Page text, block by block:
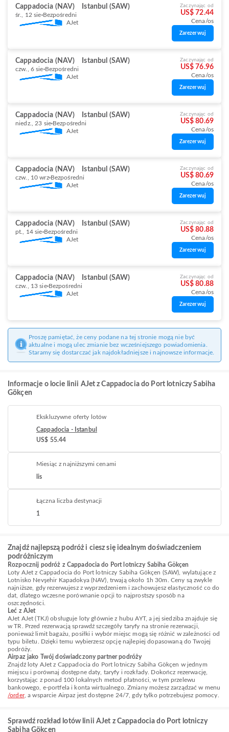
Cappadocia (NAV) Istanbul (SAW)
śr., 12 sie Bezpośredni
AJet
Zaczynając od
US$ 72.44
Cena/os
Zarezerwuj
Cappadocia (NAV) Istanbul (SAW)
czw., 6 sie Bezpośredni
AJet
Zaczynając od
US$ 76.96
Cena/os
Zarezerwuj
Cappadocia (NAV) Istanbul (SAW)
niedz., 23 sie Bezpośredni
AJet
Zaczynając od
US$ 80.69
Cena/os
Zarezerwuj
Cappadocia (NAV) Istanbul (SAW)
czw., 10 wrz Bezpośredni
AJet
Zaczynając od
US$ 80.69
Cena/os
Zarezerwuj
Cappadocia (NAV) Istanbul (SAW)
pt., 14 sie Bezpośredni
AJet
Zaczynając od
US$ 80.88
Cena/os
Zarezerwuj
Cappadocia (NAV) Istanbul (SAW)
czw., 13 sie Bezpośredni
AJet
Zaczynając od
US$ 80.88
Cena/os
Zarezerwuj
Proszę pamiętać, że ceny podane na tej stronie mogą nie być
aktualne i mogą ulec zmianie bez wcześniejszego powiadomienia.
Staramy się dostarczać jak najdokładniejsze i najnowsze informacje.
Informacje o locie linii AJet z Cappadocia do Port lotniczy Sabiha
Gökçen
Ekskluzywne oferty lotów
Cappadocia - Istanbul
US$ 55.44
Miesiąc z najniższymi cenami
lis
Łączna liczba destynacji
1
Znajdź najlepszą podróż i ciesz się idealnym doświadczeniem
podróżniczym
Rozpocznij podróż z Cappadocia do Port lotniczy Sabiha Gökçen
Loty AJet z Cappadocia do Port lotniczy Sabiha Gökçen (SAW), wylatujące z
Lotnisko Nevşehir Kapadokya (NAV), trwają około 1h 30m. Ceny są zwykle
najniższe, gdy rezerwujesz z wyprzedzeniem i zachowujesz elastyczność co do
dat, dlatego wczesne porównanie opcji to najprostszy sposób na
oszczędności.
Leć z AJet
AJet AJet (TKJ) obsługuje loty głównie z hubu AYT, a jej siedziba znajduje się
w TR. Przed rezerwacją sprawdź szczegóły taryfy na stronie rezerwacji,
ponieważ limit bagażu, posiłki i wybór miejsc mogą się różnić w zależności od
typu biletu. Dzięki temu wybierzesz opcję najlepiej dopasowaną do Twojej
podróży.
Airpaz jako Twój doświadczony partner podróży
Znajdź loty AJet z Cappadocia do Port lotniczy Sabiha Gökçen w jednym
miejscu i porównaj dostępne daty, taryfy i rozkłady. Dokończ rezerwację,
korzystając z ponad 100 lokalnych metod płatności, w tym przelewu
bankowego, e-portfela i konta wirtualnego. Zmiany możesz zarządzać w menu
/order, a wsparcie Airpaz jest dostępne 24/7, gdy tylko potrzebujesz pomocy.
Sprawdź rozkład lotów linii AJet z Cappadocia do Port lotniczy
Sabiha Gökçen